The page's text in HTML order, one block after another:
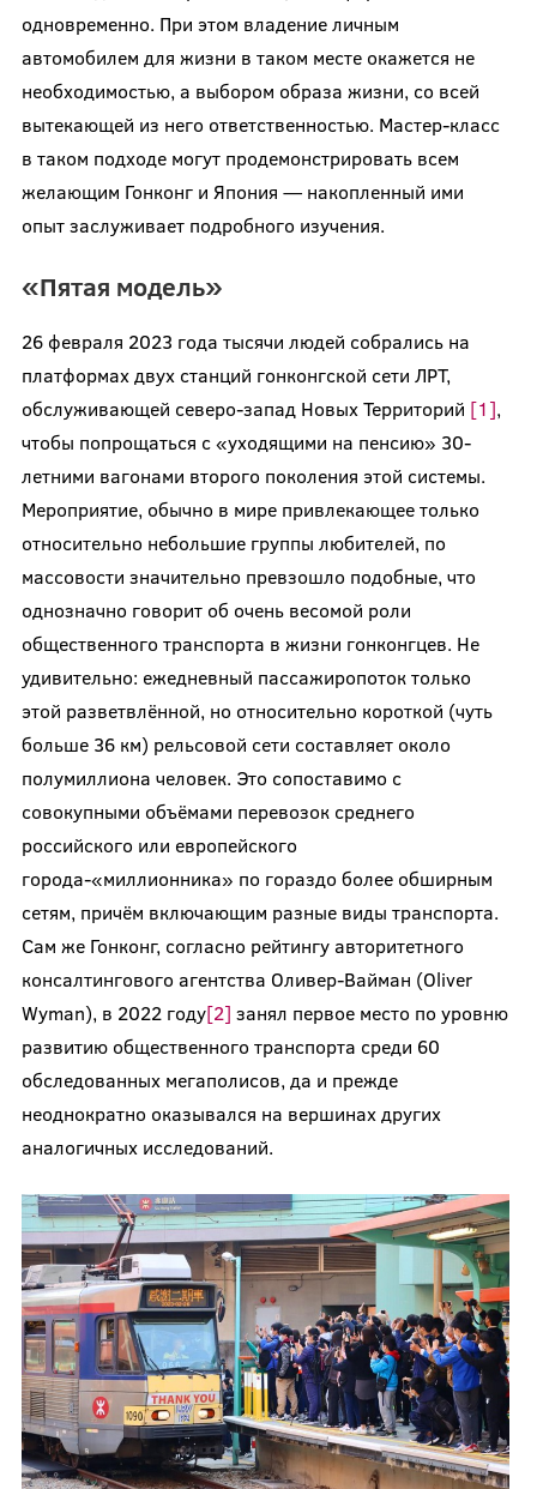
одновременно. При этом владение личным
автомобилем для жизни в таком месте окажется не
необходимостью, а выбором образа жизни, со всей
вытекающей из него ответственностью. Мастер-класс
в таком подходе могут продемонстрировать всем
желающим Гонконг и Япония — накопленный ими
опыт заслуживает подробного изучения.
«Пятая модель»
26 февраля 2023 года тысячи людей собрались на
платформах двух станций гонконгской сети ЛРТ,
обслуживающей северо-запад Новых Территорий [1],
чтобы попрощаться с «уходящими на пенсию» 30-
летними вагонами второго поколения этой системы.
Мероприятие, обычно в мире привлекающее только
относительно небольшие группы любителей, по
массовости значительно превзошло подобные, что
однозначно говорит об очень весомой роли
общественного транспорта в жизни гонконгцев. Не
удивительно: ежедневный пассажиропоток только
этой разветвлённой, но относительно короткой (чуть
больше 36 км) рельсовой сети составляет около
полумиллиона человек. Это сопоставимо с
совокупными объёмами перевозок среднего
российского или европейского
города-«миллионника» по гораздо более обширным
сетям, причём включающим разные виды транспорта.
Сам же Гонконг, согласно рейтингу авторитетного
консалтингового агентства Оливер-Вайман (Oliver
Wyman), в 2022 году[2] занял первое место по уровню
развитию общественного транспорта среди 60
обследованных мегаполисов, да и прежде
неоднократно оказывался на вершинах других
аналогичных исследований.